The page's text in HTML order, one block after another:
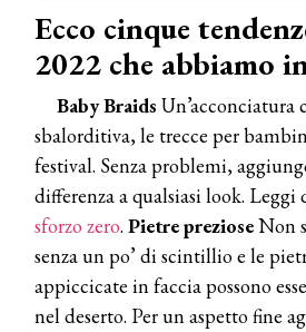
Ecco cinque
2022 che abbiamo
Baby Braids Un’acconciatura
sbalorditiva, le trecce per
festival. Senza problemi,
differenza a qualsiasi look. Leggi
sforzo zero. Pietre prezioseNon
senza un po’ di scintillio e le
appiccicate in faccia possono
nel deserto. Per un aspetto fine